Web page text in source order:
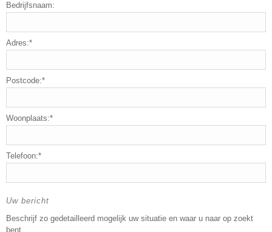
Bedrijfsnaam:
Adres:*
Postcode:*
Woonplaats:*
Telefoon:*
Uw bericht
Beschrijf zo gedetailleerd mogelijk uw situatie en waar u naar op zoekt
bent.